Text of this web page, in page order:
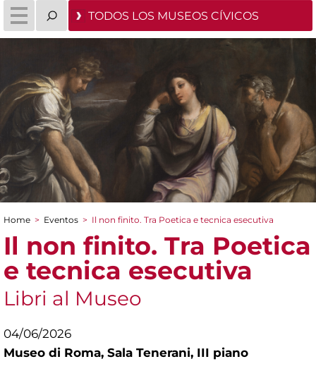
TODOS LOS MUSEOS CÍVICOS
You are here
Home > Eventos > Il non finito. Tra Poetica e tecnica esecutiva
Il non finito. Tra Poetica
e tecnica esecutiva
Libri al Museo
04/06/2026
Museo di Roma, Sala Tenerani, III piano